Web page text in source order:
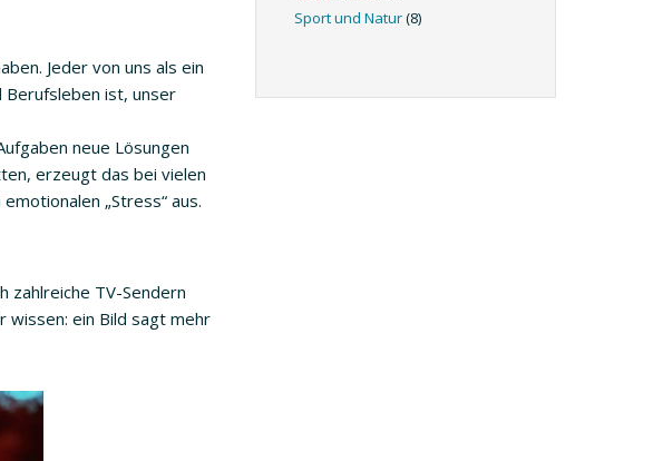
Jeder von uns als ein
Berufsleben ist, unser
neue Lösungen
erzeugt das bei vielen
„Stress“ aus.
zahlreiche TV-Sendern
wissen: ein Bild sagt mehr
Sport und Natur(8)